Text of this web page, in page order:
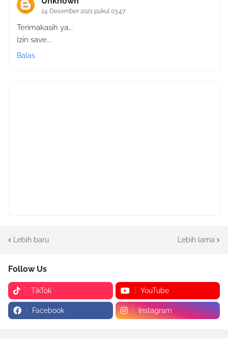
24 Desember 2021 pukul 03.47
Terimakasih ya...
Izin save...
Balas
Lebih baru Lebih lama
Follow Us
TikTok YouTube
Facebook Instagram